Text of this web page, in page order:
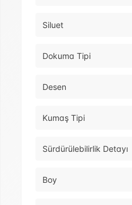
Siluet
Dokuma Tipi
Desen
Kumaş Tipi
Sürdürülebilirlik Detayı
Boy